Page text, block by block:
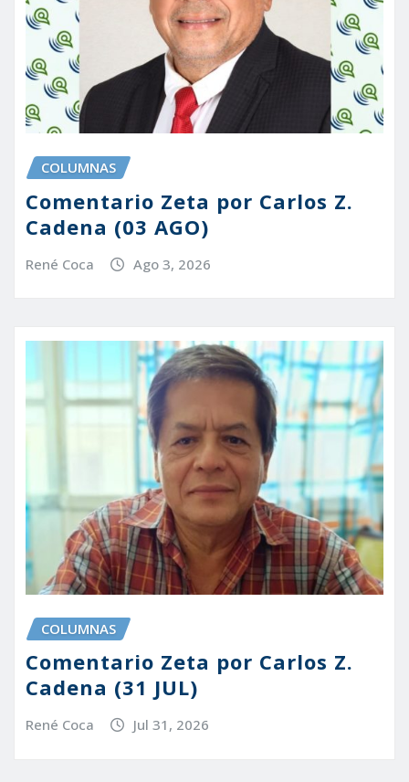
COLUMNAS
Comentario Zeta por Carlos Z.
Cadena (03 AGO)
René Coca Ago 3, 2026
COLUMNAS
Comentario Zeta por Carlos Z.
Cadena (31 JUL)
René Coca Jul 31, 2026